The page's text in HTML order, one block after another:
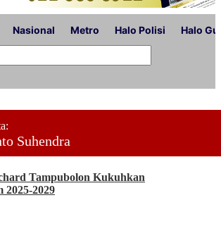
Nasional Metro Halo Polisi Halo
Suhendra
Tampubolon Kukuhkan
2025-2029